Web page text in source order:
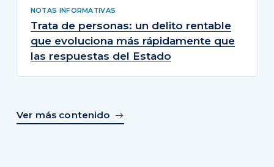
NOTAS INFORMATIVAS
Trata de personas: un delito rentable
que evoluciona más rápidamente que
las respuestas del Estado
Ver más contenido